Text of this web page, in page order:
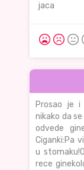
jaca
Prosao je
nikako da
odvede
Ciganki:Pa
u
rece